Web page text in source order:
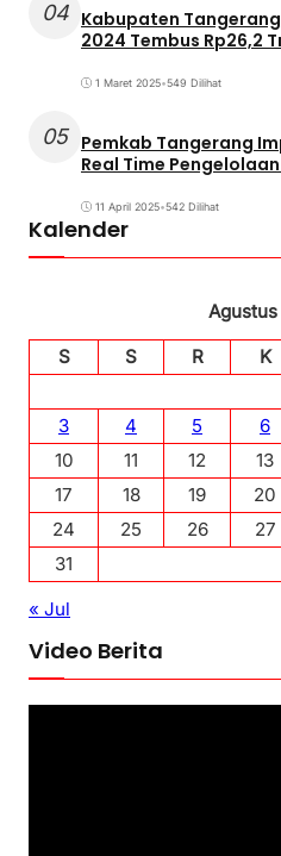
04 Kabupaten
2024 Tembus Rp26,2
1 Maret 2025•549 Dilihat
05 Pemkab Tangerang
Real Time
11 April 2025•542 Dilihat
Kalender
S
S R K
3
4 5 6
10
11 12 13
17
18 19 20
24
25 26 27
31
« Jul
Video Berita